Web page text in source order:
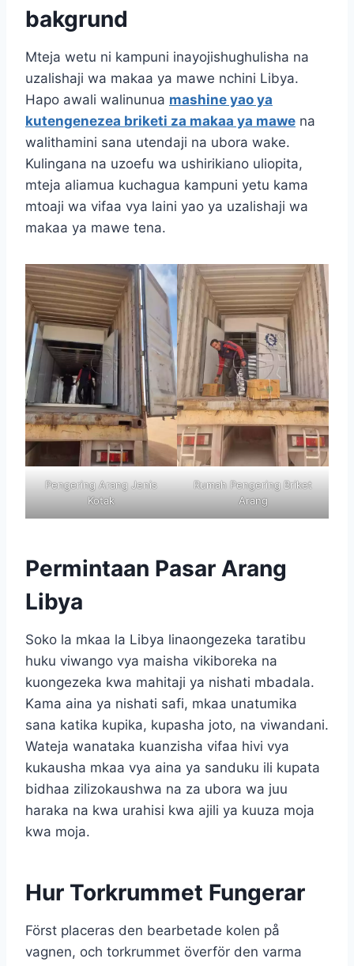
bakgrund
Mteja wetu ni kampuni inayojishughulisha na
uzalishaji wa makaa ya mawe nchini Libya.
Hapo awali walinunua mashine yao ya
kutengenezea briketi za makaa ya mawe na
walithamini sana utendaji na ubora wake.
Kulingana na uzoefu wa ushirikiano uliopita,
mteja aliamua kuchagua kampuni yetu kama
mtoaji wa vifaa vya laini yao ya uzalishaji wa
makaa ya mawe tena.
Pengering Arang Jenis
Kotak
Rumah Pengering Briket
Arang
Permintaan Pasar Arang
Libya
Soko la mkaa la Libya linaongezeka taratibu
huku viwango vya maisha vikiboreka na
kuongezeka kwa mahitaji ya nishati mbadala.
Kama aina ya nishati safi, mkaa unatumika
sana katika kupika, kupasha joto, na viwandani.
Wateja wanataka kuanzisha vifaa hivi vya
kukausha mkaa vya aina ya sanduku ili kupata
bidhaa zilizokaushwa na za ubora wa juu
haraka na kwa urahisi kwa ajili ya kuuza moja
kwa moja.
Hur Torkrummet Fungerar
Först placeras den bearbetade kolen på
vagnen, och torkrummet överför den varma